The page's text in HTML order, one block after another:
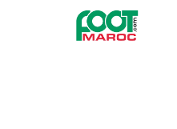
Skip to content